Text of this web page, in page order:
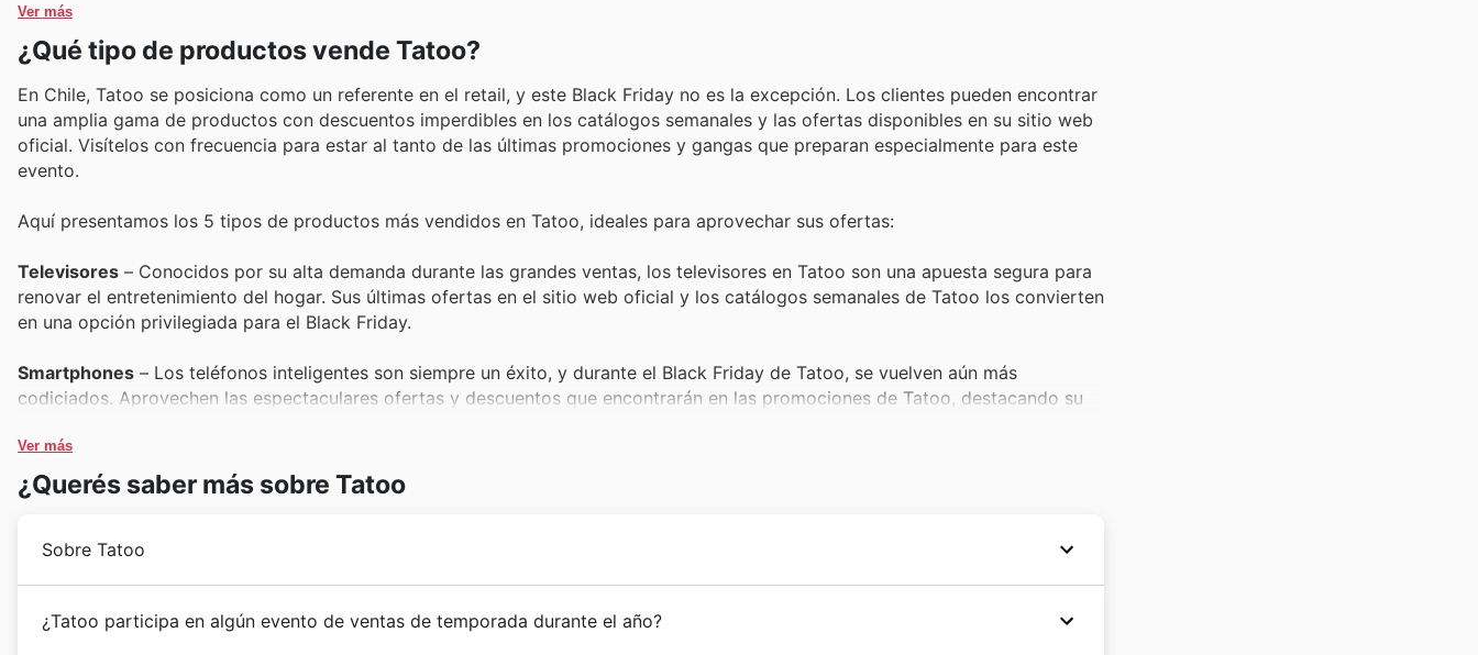
Ver más
¿Qué tipo de productos vende Tatoo?
En Chile, Tatoo se posiciona como un referente en el retail, y este Black Friday no es la excepción. Los clientes pueden encontrar
una amplia gama de productos con descuentos imperdibles en los catálogos semanales y las ofertas disponibles en su sitio web
oficial. Visítelos con frecuencia para estar al tanto de las últimas promociones y gangas que preparan especialmente para este
evento.
Aquí presentamos los 5 tipos de productos más vendidos en Tatoo, ideales para aprovechar sus ofertas:
Televisores – Conocidos por su alta demanda durante las grandes ventas, los televisores en Tatoo son una apuesta segura para
renovar el entretenimiento del hogar. Sus últimas ofertas en el sitio web oficial y los catálogos semanales de Tatoo los convierten
en una opción privilegiada para el Black Friday.
Smartphones – Los teléfonos inteligentes son siempre un éxito, y durante el Black Friday de Tatoo, se vuelven aún más
codiciados. Aprovechen las espectaculares ofertas y descuentos que encontrarán en las promociones de Tatoo, destacando su
Notebooks– Imprescindibles para el trabajo, el estudio y el ocio, los notebooks figuran constantemente entre los favoritos. Las
ventas de Black Friday en Tatoo suelen incluir modelos de alta tecnología a precios accesibles, reflejando su popularidad en los
demuestran por qué son tan buscados por los clientes que buscan renovar su cocina.
Ver más
¿Querés saber más sobre Tatoo
Sobre Tatoo
deportivaandequipamiento outdoor. Since their founding in1994, they have established themselves as a trusted name
¿Tatoo participa en algún evento de ventas de temporada durante el año?